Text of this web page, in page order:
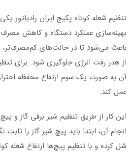
تنظیم شعله کوتاه پکیج ایران رادیاتور
بهینه‌سازی عملکرد دستگاه و کاهش
باعث می‌شود تا در حالت‌های کم‌مصرف‌تر،
از هدر رفت انرژی جلوگیری شود. برای
آن به صورت یک سوم ارتفاع محفظه
عمل کند.
این کار از طریق تنظیم شیر برقی گاز و
انجام آن، ابتدا باید پیچ شیر گاز را
شل کرده و با تنظیم پیچ‌ها ارتفاع شعله